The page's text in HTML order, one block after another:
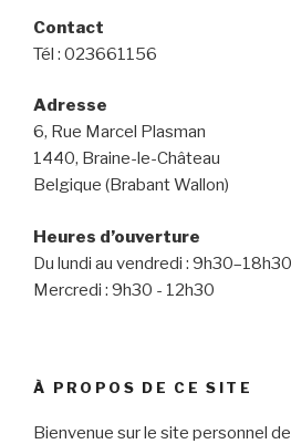
Contact
Tél : 023661156
Adresse
6, Rue Marcel Plasman
1440, Braine-le-Château
Belgique (Brabant Wallon)
Heures d’ouverture
Du lundi au vendredi : 9h30–18h30
Mercredi : 9h30 - 12h30
À PROPOS DE CE SITE
Bienvenue sur le site personnel